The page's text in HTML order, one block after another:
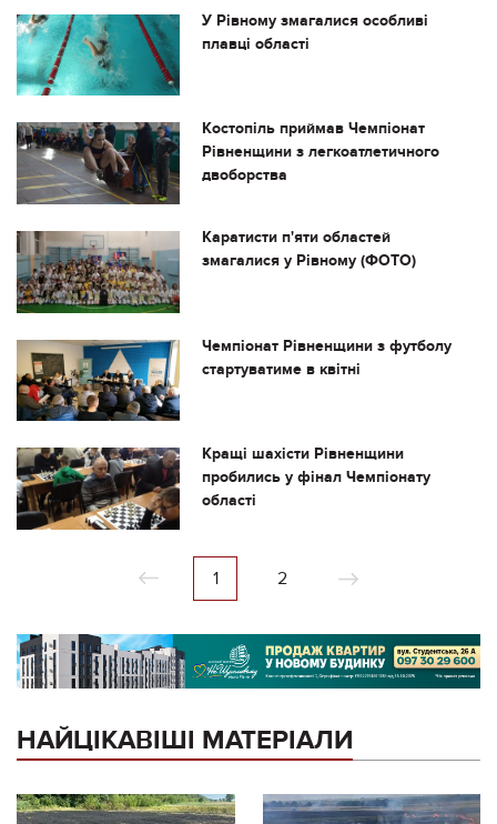
У Рівному змагалися особливі
плавці області
Костопіль приймав Чемпіонат
Рівненщини з легкоатлетичного
двоборства
Каратисти п'яти областей
змагалися у Рівному (ФОТО)
Чемпіонат Рівненщини з футболу
стартуватиме в квітні
Кращі шахісти Рівненщини
пробились у фінал Чемпіонату
області
1 2
НАЙЦІКАВІШІ МАТЕРІАЛИ